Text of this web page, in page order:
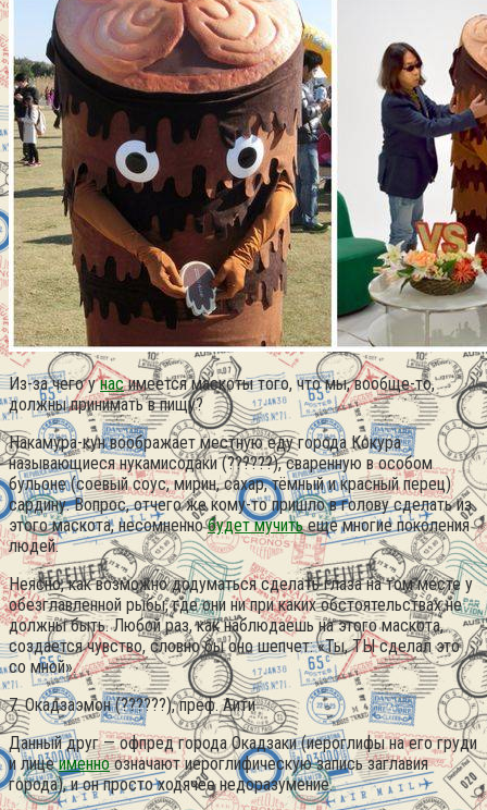
Из-за чего унасимеется маскоты того, что мы, вообще-то,
должны принимать в пищу?
Накамура-кун воображает местную еду города Кокура
называющиеся нукамисодаки (??????), сваренную в особом
бульоне (соевый соус, мирин, сахар, тёмный и красный перец)
сардину. Вопрос, отчего же кому-то пришло в голову сделать из
этого маскота, несомненнобудет мучитьеще многие поколения
людей.
Неясно, как возможно додуматься сделать глаза на том месте у
обезглавленной рыбы, где они ни при каких обстоятельствах не
должны быть. Любой раз, как наблюдаешь на этого маскота,
создается чувство, словно бы оно шепчет: «Ты, ТЫ сделал это
со мной».
7. Окадзаэмон (??????), преф. Аити
Данный друг — офпред города Окадзаки (иероглифы на его груди
и лицеименноозначают иероглифическую запись заглавия
города), и он просто ходячее недоразумение.